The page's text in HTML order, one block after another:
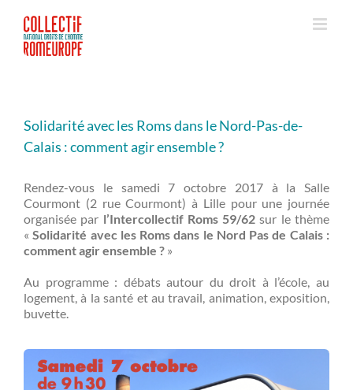
contenu
Solidarité avec les Roms dans le Nord-Pas-de-
Calais : comment agir ensemble ?
Rendez-vous le samedi 7 octobre 2017 à la Salle
Courmont (2 rue Courmont) à Lille pour une journée
organisée par l’Intercollectif Roms 59/62 sur le thème
«Solidarité avec les Roms dans le Nord Pas de Calais :
comment agir ensemble ? »
Au programme : débats autour du droit à l’école, au
logement, à la santé et au travail, animation, exposition,
buvette.